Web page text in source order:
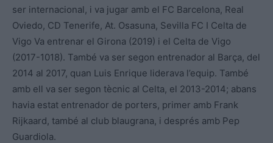
ser internacional, i va jugar amb el FC Barcelona, Real
Oviedo, CD Tenerife, At. Osasuna, Sevilla FC I Celta de
Vigo Va entrenar el Girona (2019) i el Celta de Vigo
(2017-1018). També va ser segon entrenador al Barça, del
2014 al 2017, quan Luis Enrique liderava l’equip. També
amb ell va ser segon tècnic al Celta, el 2013-2014; abans
havia estat entrenador de porters, primer amb Frank
Rijkaard, també al club blaugrana, i després amb Pep
Guardiola.